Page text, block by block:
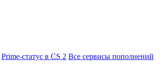
Prime-статус в CS 2 Все сервисы пополнений